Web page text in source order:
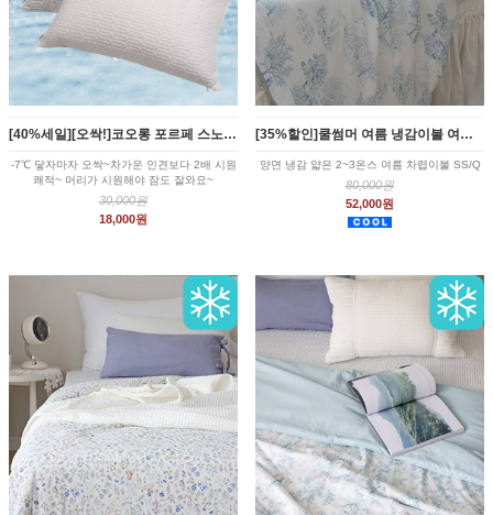
[40%세일][오싹!]코오롱 포르페 스노우터치 냉감 베개커버 5style
-7℃ 닿자마자 오싹~차가운 인견보다 2배 시원
쾌적~ 머리가 시원해야 잠도 잘와요~
30,000원
18,000원
[35%할인]쿨썸머 여름 냉감이불 여름차렵 SS/Q 9종
양면 냉감 얇은 2~3온스 여름 차렵이불 SS/Q
80,000원
52,000원